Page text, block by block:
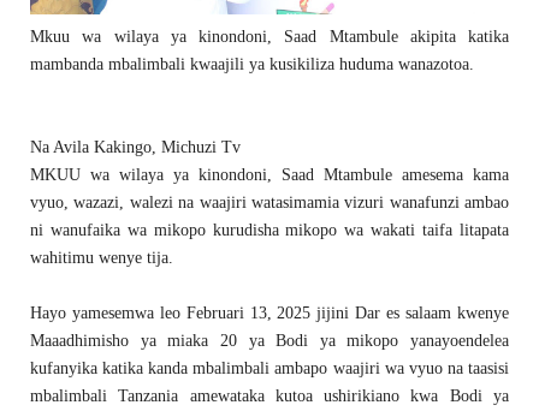
Mkuu wa wilaya ya kinondoni, Saad Mtambule akipita katika
mambanda mbalimbali kwaajili ya kusikiliza huduma wanazotoa.
Na Avila Kakingo, Michuzi Tv
MKUU wa wilaya ya kinondoni, Saad Mtambule amesema kama
vyuo, wazazi, walezi na waajiri watasimamia vizuri wanafunzi ambao
ni wanufaika wa mikopo kurudisha mikopo wa wakati taifa litapata
wahitimu wenye tija.
Hayo yamesemwa leo Februari 13, 2025 jijini Dar es salaam kwenye
Maaadhimisho ya miaka 20 ya Bodi ya mikopo yanayoendelea
kufanyika katika kanda mbalimbali ambapo waajiri wa vyuo na taasisi
mbalimbali Tanzania amewataka kutoa ushirikiano kwa Bodi ya